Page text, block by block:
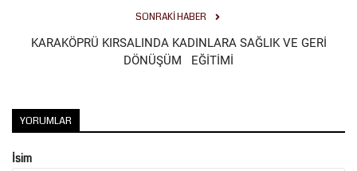
Künye
İletişim
Kültür Sanat
SONRAKI HABER
KARAKÖPRÜ KIRSALINDA KADINLARA SAĞLIK VE GERİ
DÖNÜŞÜM EĞİTİMİ
YORUMLAR
İsim